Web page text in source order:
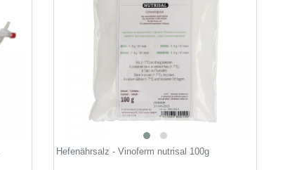
Hefenährsalz - Vinoferm nutrisal 100g